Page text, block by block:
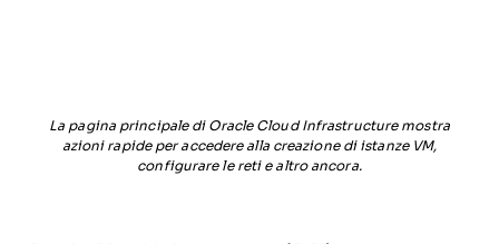
La pagina principale di Oracle Cloud Infrastructure mostra
azioni rapide per accedere alla creazione di istanze VM,
configurare le reti e altro ancora.